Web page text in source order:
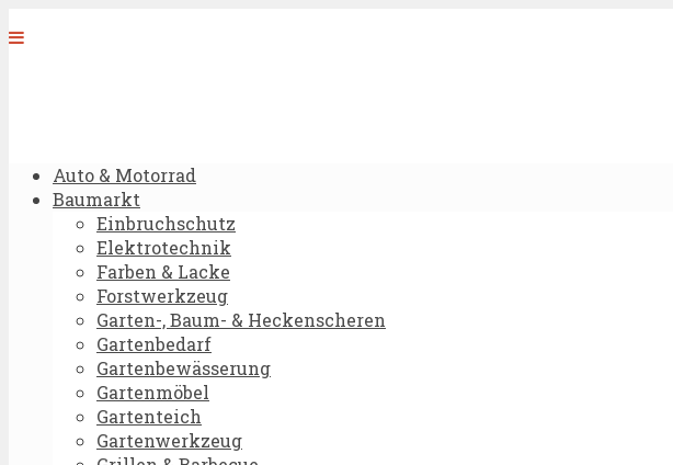
Auto & Motorrad
Baumarkt
Einbruchschutz
Elektrotechnik
Farben & Lacke
Forstwerkzeug
Garten-, Baum- & Heckenscheren
Gartenbedarf
Gartenbewässerung
Gartenmöbel
Gartenteich
Gartenwerkzeug